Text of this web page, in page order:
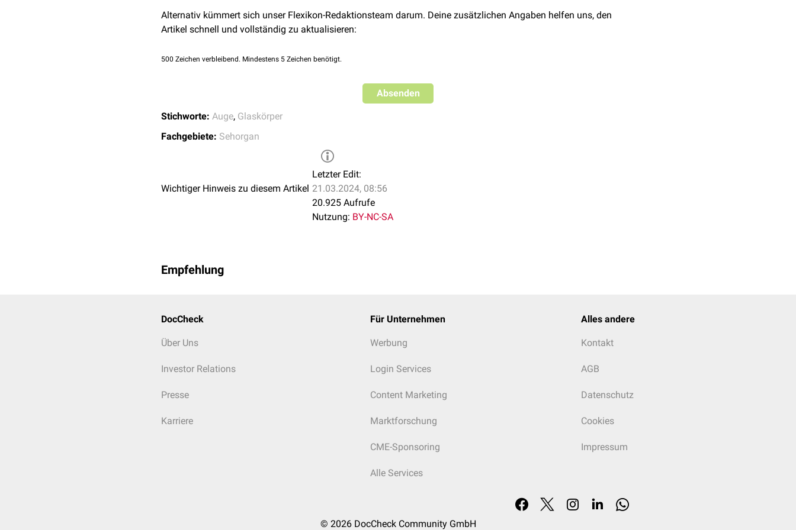
Alternativ kümmert sich unser Flexikon-Redaktionsteam darum. Deine zusätzlichen Angaben helfen uns, den
Artikel schnell und vollständig zu aktualisieren:
500 Zeichen verbleibend. Mindestens 5 Zeichen benötigt.
Absenden
Stichworte: Auge, Glaskörper
Fachgebiete: Sehorgan
Wichtiger Hinweis zu diesem Artikel
Letzter Edit:
21.03.2024, 08:56
20.925 Aufrufe
Nutzung: BY-NC-SA
Empfehlung
DocCheck
Über Uns
Investor Relations
Presse
Karriere
Für Unternehmen
Werbung
Login Services
Content Marketing
Marktforschung
CME-Sponsoring
Alle Services
Alles andere
Kontakt
AGB
Datenschutz
Cookies
Impressum
© 2026 DocCheck Community GmbH